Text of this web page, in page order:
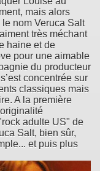
mais alors
nom Veruca Salt
très méchant
haine et de
pour une aimable
du producteur
concentrée sur
classiques mais
A la première
adulte US" de
Salt, bien sûr,
et puis plus